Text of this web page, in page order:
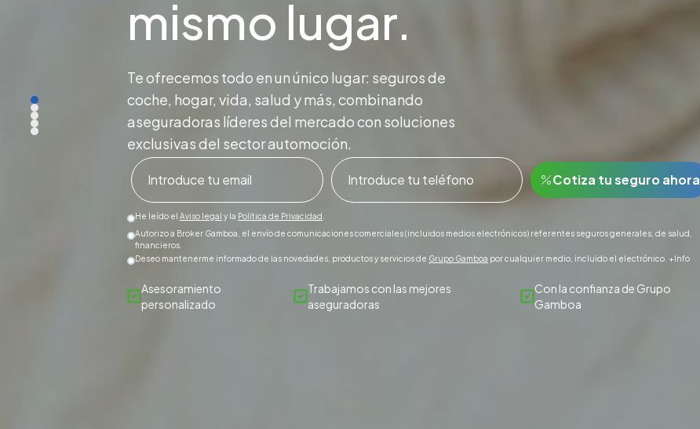
mismo lugar.
Te ofrecemos todo en un único lugar: seguros de
coche, hogar, vida, salud y más, combinando
aseguradoras líderes del mercado con soluciones
exclusivas del sector automoción.
Cotiza tu seguro ahora
He leído el Aviso legal y la Política de Privacidad
Autorizo a Broker Gamboa, el envío de comunicaciones comerciales (incluidos medios electrónicos) referentes seguros generales, de salud,
financieros.
Deseo mantenerme informado de las novedades, productos y servicios de Grupo Gamboa por cualquier medio, incluido el electrónico. +Info
Asesoramiento
personalizado
Trabajamos con las mejores
aseguradoras
Con la confianza de Grupo
Gamboa